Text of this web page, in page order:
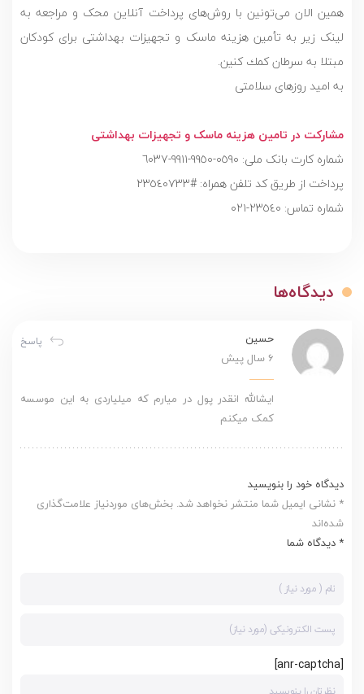
همین الان می‌تونين با روش‌های پرداخت آنلاین محک و مراجعه به
لینک زیر به تأمین هزینه ماسک و تجهيزات بهداشتى براى كودكان
مبتلا به سرطان كمك كنين.
به اميد روزهاى سلامتى
مشارکت در تامین هزینه ماسک و تجهیزات بهداشتی
پرداخت از طریق کد تلفن همراه: #٢٣٥٤٠٧٣٣
شماره تماس: ٢٣٥٤٠-٠٢١
دیدگاه‌ها
پاسخ
حسین
6 سال پیش
ایشالله انقدر پول در میارم که میلیاردی به این موسسه
کمک میکنم
دیدگاه خود را بنویسید
* نشانی ایمیل شما منتشر نخواهد شد. بخش‌های موردنیاز علامت‌گذاری
شده‌اند
* دیدگاه شما
[anr-captcha]